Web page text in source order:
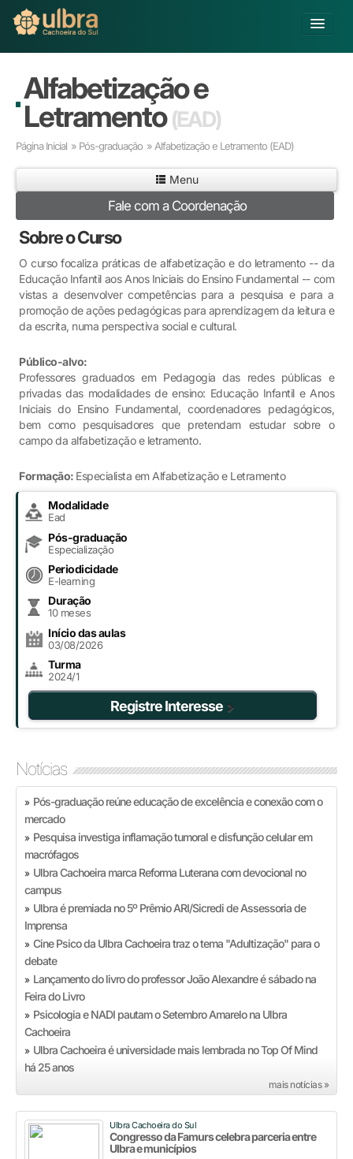
Buscar
Já sou Aluno
Matricule-se
Educação Básica
Pós-graduação
Educação a Distância
Pesquisa
Extensão
Infraestrutura e Serviços
Inovação
Alfabetização e
Letramento(EAD)
Página Inicial » Pós-graduação » Alfabetização e Letramento (EAD)
Menu
Fale com a Coordenação
Sobre o Curso
O curso focaliza práticas de alfabetização e do letramento -- da
Educação Infantil aos Anos Iniciais do Ensino Fundamental -- com
vistas a desenvolver competências para a pesquisa e para a
promoção de ações pedagógicas para aprendizagem da leitura e
da escrita, numa perspectiva social e cultural.
Público-alvo:
Professores graduados em Pedagogia das redes públicas e
privadas das modalidades de ensino: Educação Infantil e Anos
Iniciais do Ensino Fundamental, coordenadores pedagógicos,
bem como pesquisadores que pretendam estudar sobre o
campo da alfabetização e letramento.
Formação: Especialista em Alfabetização e Letramento
Modalidade
Ead
Pós-graduação
Especialização
Periodicidade
E-learning
Duração
10 meses
Início das aulas
03/08/2026
Turma
2024/1
Registre Interesse
Notícias
» Pós-graduação reúne educação de excelência e conexão com o
mercado
» Pesquisa investiga inflamação tumoral e disfunção celular em
macrófagos
» Ulbra Cachoeira marca Reforma Luterana com devocional no
campus
» Ulbra é premiada no 5º Prêmio ARI/Sicredi de Assessoria de
Imprensa
» Cine Psico da Ulbra Cachoeira traz o tema "Adultização" para o
debate
» Lançamento do livro do professor João Alexandre é sábado na
Feira do Livro
» Psicologia e NADI pautam o Setembro Amarelo na Ulbra
Cachoeira
» Ulbra Cachoeira é universidade mais lembrada no Top Of Mind
há 25 anos
mais notícias »
Ulbra Cachoeira do Sul
Congresso da Famurs celebra parceria entre
Ulbra e municípios